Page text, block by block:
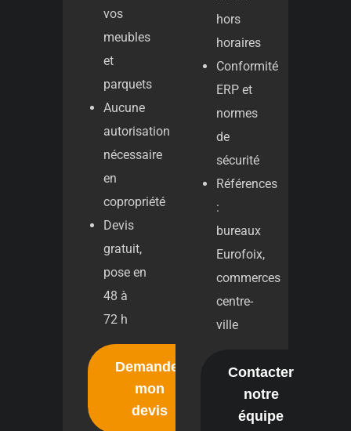
vos
meubles
et
parquets
Aucune
autorisation
nécessaire
en
copropriété
Devis
gratuit,
pose en
48 à
72 h
Demander
mon
devis
hors
horaires
Conformité
ERP et
normes
de
sécurité
Références
:
bureaux
Eurofoix,
commerces
centre-
ville
Contacter
notre
équipe